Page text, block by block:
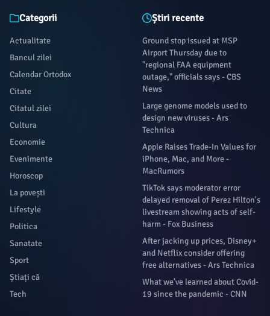
Categorii
Actualitate
Bancul zilei
Calendar Ortodox
Citate
Citatul zilei
Cultura
Economie
Evenimente
Horoscop
La povești
Lifestyle
Politica
Sanatate
Sport
Știați că
Tech
Știri recente
Ground stop issued at MSP
Airport Thursday due to
"regional FAA equipment
outage," officials says - CBS
News
Large genome models used to
design new viruses - Ars
Technica
Apple Raises Trade-In Values for
iPhone, Mac, and More -
MacRumors
TikTok says moderator error
delayed removal of Perez Hilton's
livestream showing acts of self-
harm - Fox Business
After jacking up prices, Disney+
and Netflix consider offering
free alternatives - Ars Technica
What we’ve learned about Covid-
19 since the pandemic - CNN